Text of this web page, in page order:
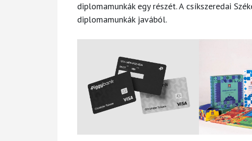
diplomamunkák egy részét. A csíkszeredai
diplomamunkák javából.